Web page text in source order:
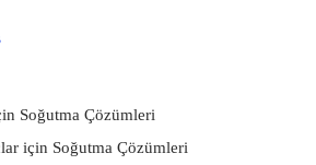
Soğutma Çözümleri
için Soğutma Çözümleri